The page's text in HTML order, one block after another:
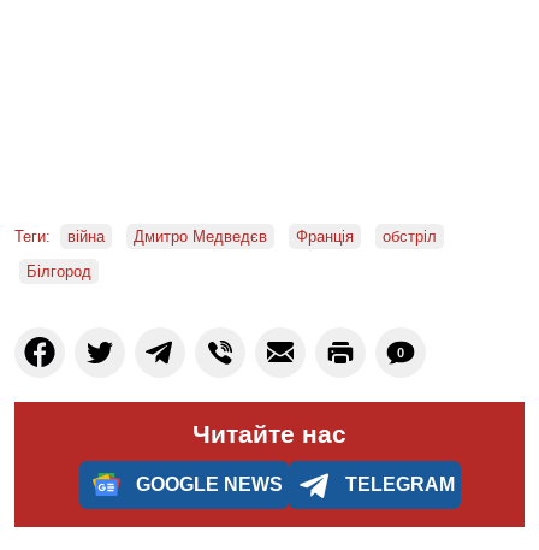
Теги: війна Дмитро Медведєв Франція
обстріл
Білгород
0
Читайте нас
GOOGLE NEWS TELEGRAM